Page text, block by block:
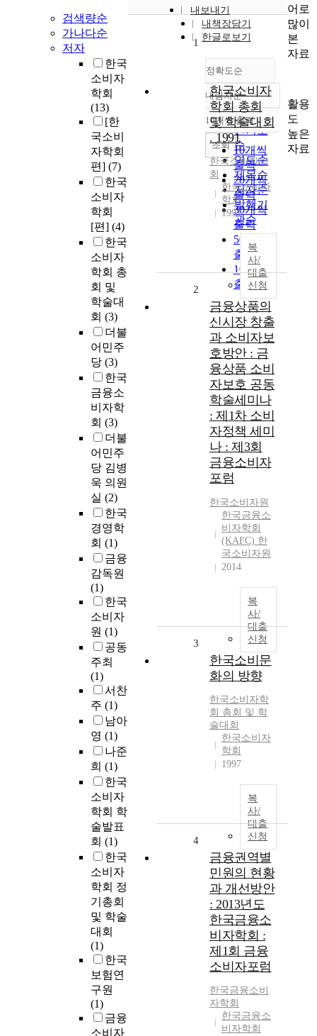
검색량순
가나다순
저자
한국
소비자
학회
(13)
[한
국소비
자학회
편] (7)
한국
소비자
학회
[편] (4)
한국
소비자
학회 총
회 및
학술대
회 (3)
더불
어민주
당 (3)
한국
금융소
비자학
회 (3)
더불
어민주
당 김병
욱 의원
실 (2)
한국
경영학
회 (1)
금융
감독원
(1)
한국
소비자
원 (1)
공동
주최
(1)
서찬
주 (1)
남아
영 (1)
나준
희 (1)
한국
소비자
학회 학
술발표
회 (1)
한국
소비자
학회 정
기총회
및 학술
대회
(1)
한국
보험연
구원
(1)
금융
소비자
내보내기
내책장담기
한글로보기
정확도순
정확도
순
인기도
순
연도순
제목순
저자순
발행기
관순
내림차순
내림차순
10개씩 출력
10개씩
출력
20개씩
출력
30개씩
출력
50개씩
출력
100개씩
출력
조회
1
한국소비자
학회 총회
및 학술대회
. 1991
한국소비자학
회
한국소비자
학회
1991
복
사/
대출
신청
2
금융상품의
신시장 창출
과 소비자보
호방안 : 금
융상품 소비
자보호 공동
학술세미나
: 제1차 소비
자정책 세미
나 : 제3회
금융소비자
포럼
한국소비자원
한국금융소
비자학회
(KAFC) 한
국소비자원
2014
복
사/
대출
신청
3
한국소비문
화의 방향
한국소비자학
회 총회 및 학
술대회
한국소비자
학회
1997
복
사/
대출
신청
4
금융권역별
민원의 현황
과 개선방안
: 2013년도
한국금융소
비자학회 :
제1회 금융
소비자포럼
한국금융소비
자학회
한국금융소
비자학회
어로
많이
본
자료
활용
도
높은
자료